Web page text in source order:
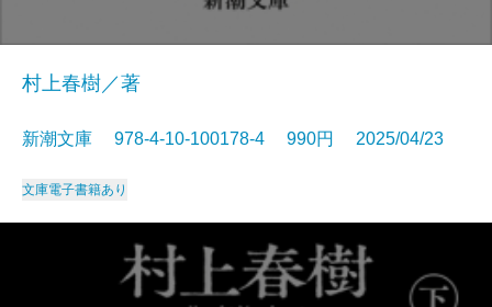
村上春樹／著
新潮文庫 978-4-10-100178-4 990円 2025/04/23
文庫電子書籍あり